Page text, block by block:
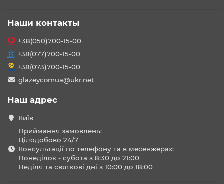
Наши контакты
+38(050)700-15-00
+38(077)700-15-00
+38(073)700-15-00
glazeycomua@ukr.net
Наш адрес
Київ
Приймання замовлень:
Цілодобово 24/7
Консультації по телефону та в месенжерах:
Понеділок - субота з 8:30 до 21:00
Неділя та святкові дні з 10:00 до 18:00